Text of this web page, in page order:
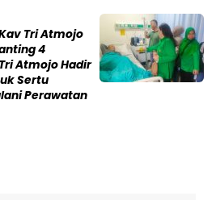
Tri Atmojo
4
Atmojo Hadir
Sertu
Perawatan